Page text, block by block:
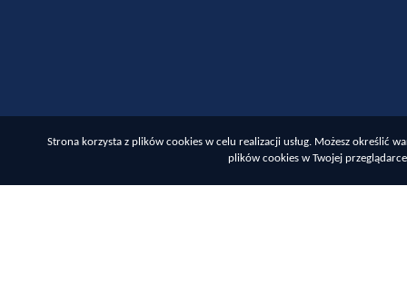
Strona korzysta z plików cookies w celu realizacji usług. Możesz określić
plików cookies w Twojej